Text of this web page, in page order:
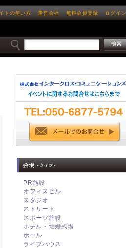
トの使い方 運営会社 無料会員登録 ログイン
PR施設
オフィスビル
スタジオ
ストリート
スポーツ施設
ホテル・結婚式場
ホール
ライブハウス